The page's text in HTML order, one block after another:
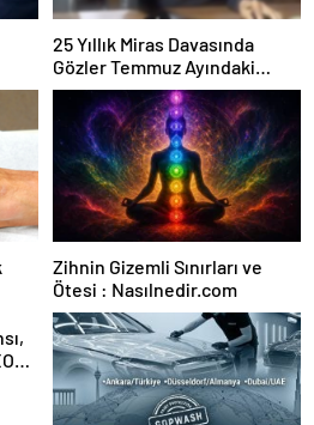
25 Yıllık Miras Davasında
Gözler Temmuz Ayındaki
Karar Duruşmasına Çevrildi
Zihnin Gizemli Sınırları ve
Ötesi : Nasılnedir.com